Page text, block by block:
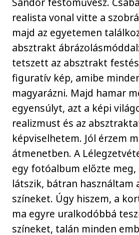
realista vonal vitte a
majd az egyetemen
absztrakt
tetszett az absztrakt
figuratív kép, amibe
magyarázni. Majd hamar
egyensúlyt, azt a képi
realizmust és az
képviselhetem. Jól érzem
átmenetben. A
egy fotóalbum előzte meg,
látszik, bátran használtam
színeket. Úgy hiszem, a
ma egyre uralkodóbbá
színeket, talán minden